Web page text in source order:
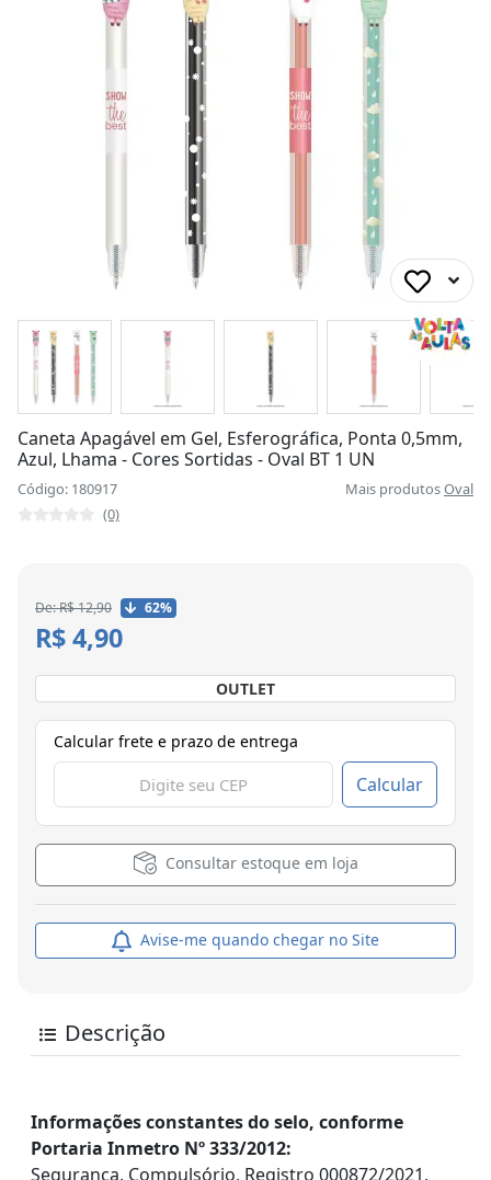
Caneta Apagável em Gel, Esferográfica, Ponta 0,5mm,
Azul, Lhama - Cores Sortidas - Oval BT 1 UN
Código: 180917 Mais produtosOval
(0)
De: R$ 12,90 62%
R$ 4,90
OUTLET
Calcular frete e prazo de entrega
Calcular
Consultar estoque em loja
Avise-me quando chegar no Site
Descrição
Informações constantes do selo, conforme
Portaria Inmetro Nº 333/2012:
Segurança, Compulsório, Registro 000872/2021,